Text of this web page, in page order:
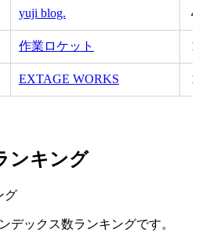
yuji blog.
作業ロケット
EXTAGE WORKS
ンキング
デックス数ランキングです。